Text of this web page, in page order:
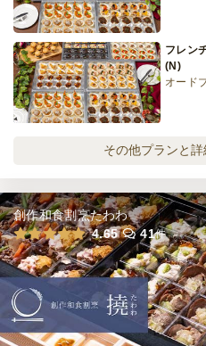
オード
定休日 日・土・祝
最低ご注文金額 30,000円
ケータリング
締切 5日前17時
※定休日を除く営業日換算
定休日
日・土・祝
最低ご注文金額 165,000 円
フレン
(N)
オード
(N)
フレン
ー(N)
オード
フレン
(N)
その他プランと
創作和食割烹たわわ
4.65
41件